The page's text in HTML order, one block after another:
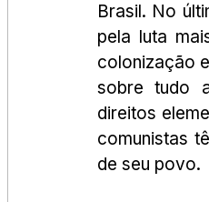
Brasil. No
pela luta
colonização
sobre tudo
direitos
comunistas
de seu povo.